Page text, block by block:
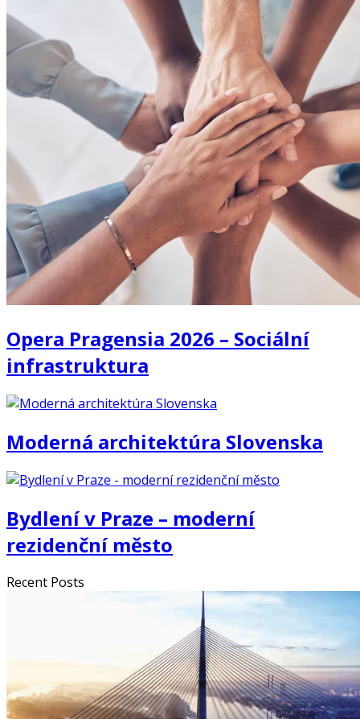
Opera Pragensia 2026 – Sociální
infrastruktura
Moderná architektúra Slovenska
Bydlení v Praze – moderní
rezidenční město
Recent Posts